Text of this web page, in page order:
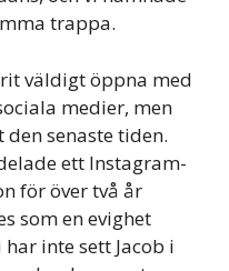
trappa.
väldigt öppna med
medier, men
senaste tiden.
ett Instagram-
för över två år
som en evighet
inte sett Jacob i